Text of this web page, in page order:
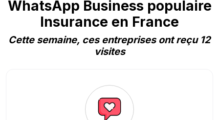
WhatsApp Business populaire
Insurance en France
Cette semaine, ces entreprises ont reçu 12
visites